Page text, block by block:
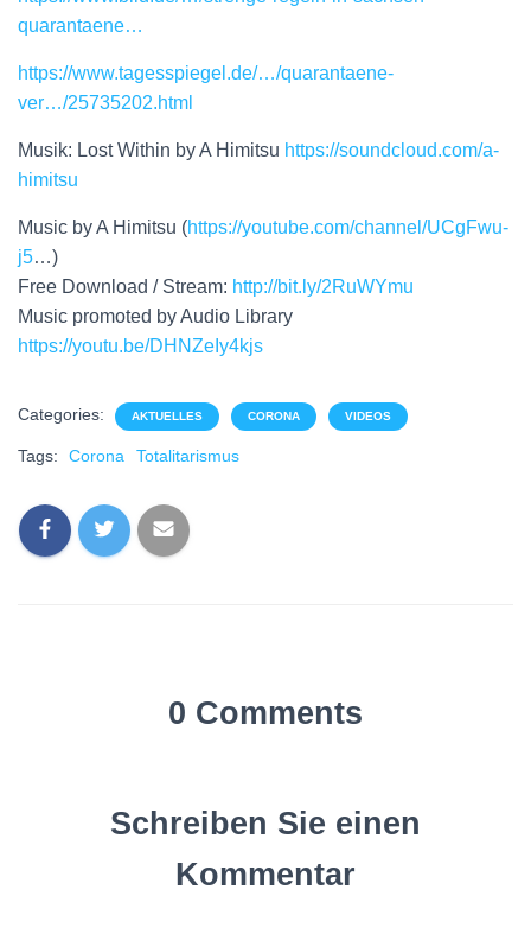
quarantaene…
https://www.tagesspiegel.de/…/quarantaene-
ver…/25735202.html
Musik: Lost Within by A Himitsu https://soundcloud.com/a-
himitsu
Music by A Himitsu (https://youtube.com/channel/UCgFwu-
j5…)
Free Download / Stream: http://bit.ly/2RuWYmu
Music promoted by Audio Library
https://youtu.be/DHNZeIy4kjs
Categories: AKTUELLES CORONA VIDEOS
Tags: Corona Totalitarismus
0 Comments
Schreiben Sie einen
Kommentar